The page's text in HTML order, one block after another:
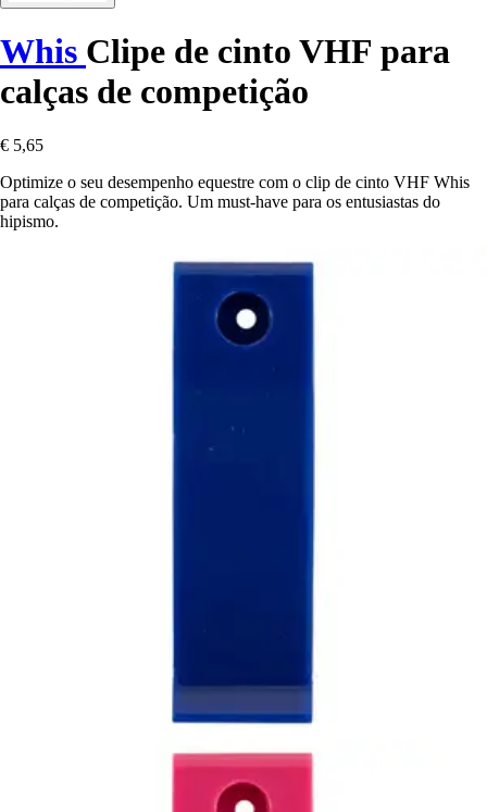
Whis Clipe de cinto VHF para
calças de competição
€ 5,65
Optimize o seu desempenho equestre com o clip de cinto VHF Whis
para calças de competição. Um must-have para os entusiastas do
hipismo.